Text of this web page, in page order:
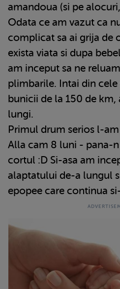
amandoua (si pe
Odata ce am vazut ca
complicat sa ai grija de
exista viata si dupa
am inceput sa ne
plimbarile. Intai din cele
bunicii de la 150 de
lungi.
Primul drum serios l-
Alla cam 8 luni - pana-
cortul :D Si-asa am
alaptatului de-a lungul
epopee care continua